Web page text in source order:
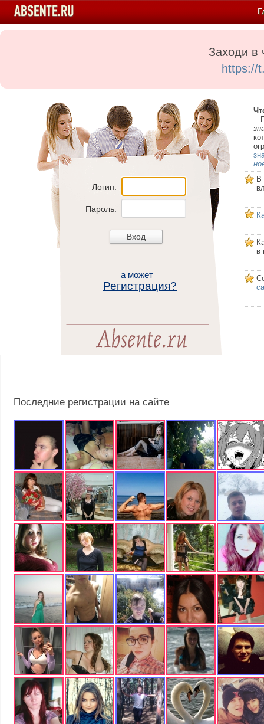
Заходи в
https://
Логин:
Пароль:
а может
Регистрация?
В
в
Последние регистрации на сайте